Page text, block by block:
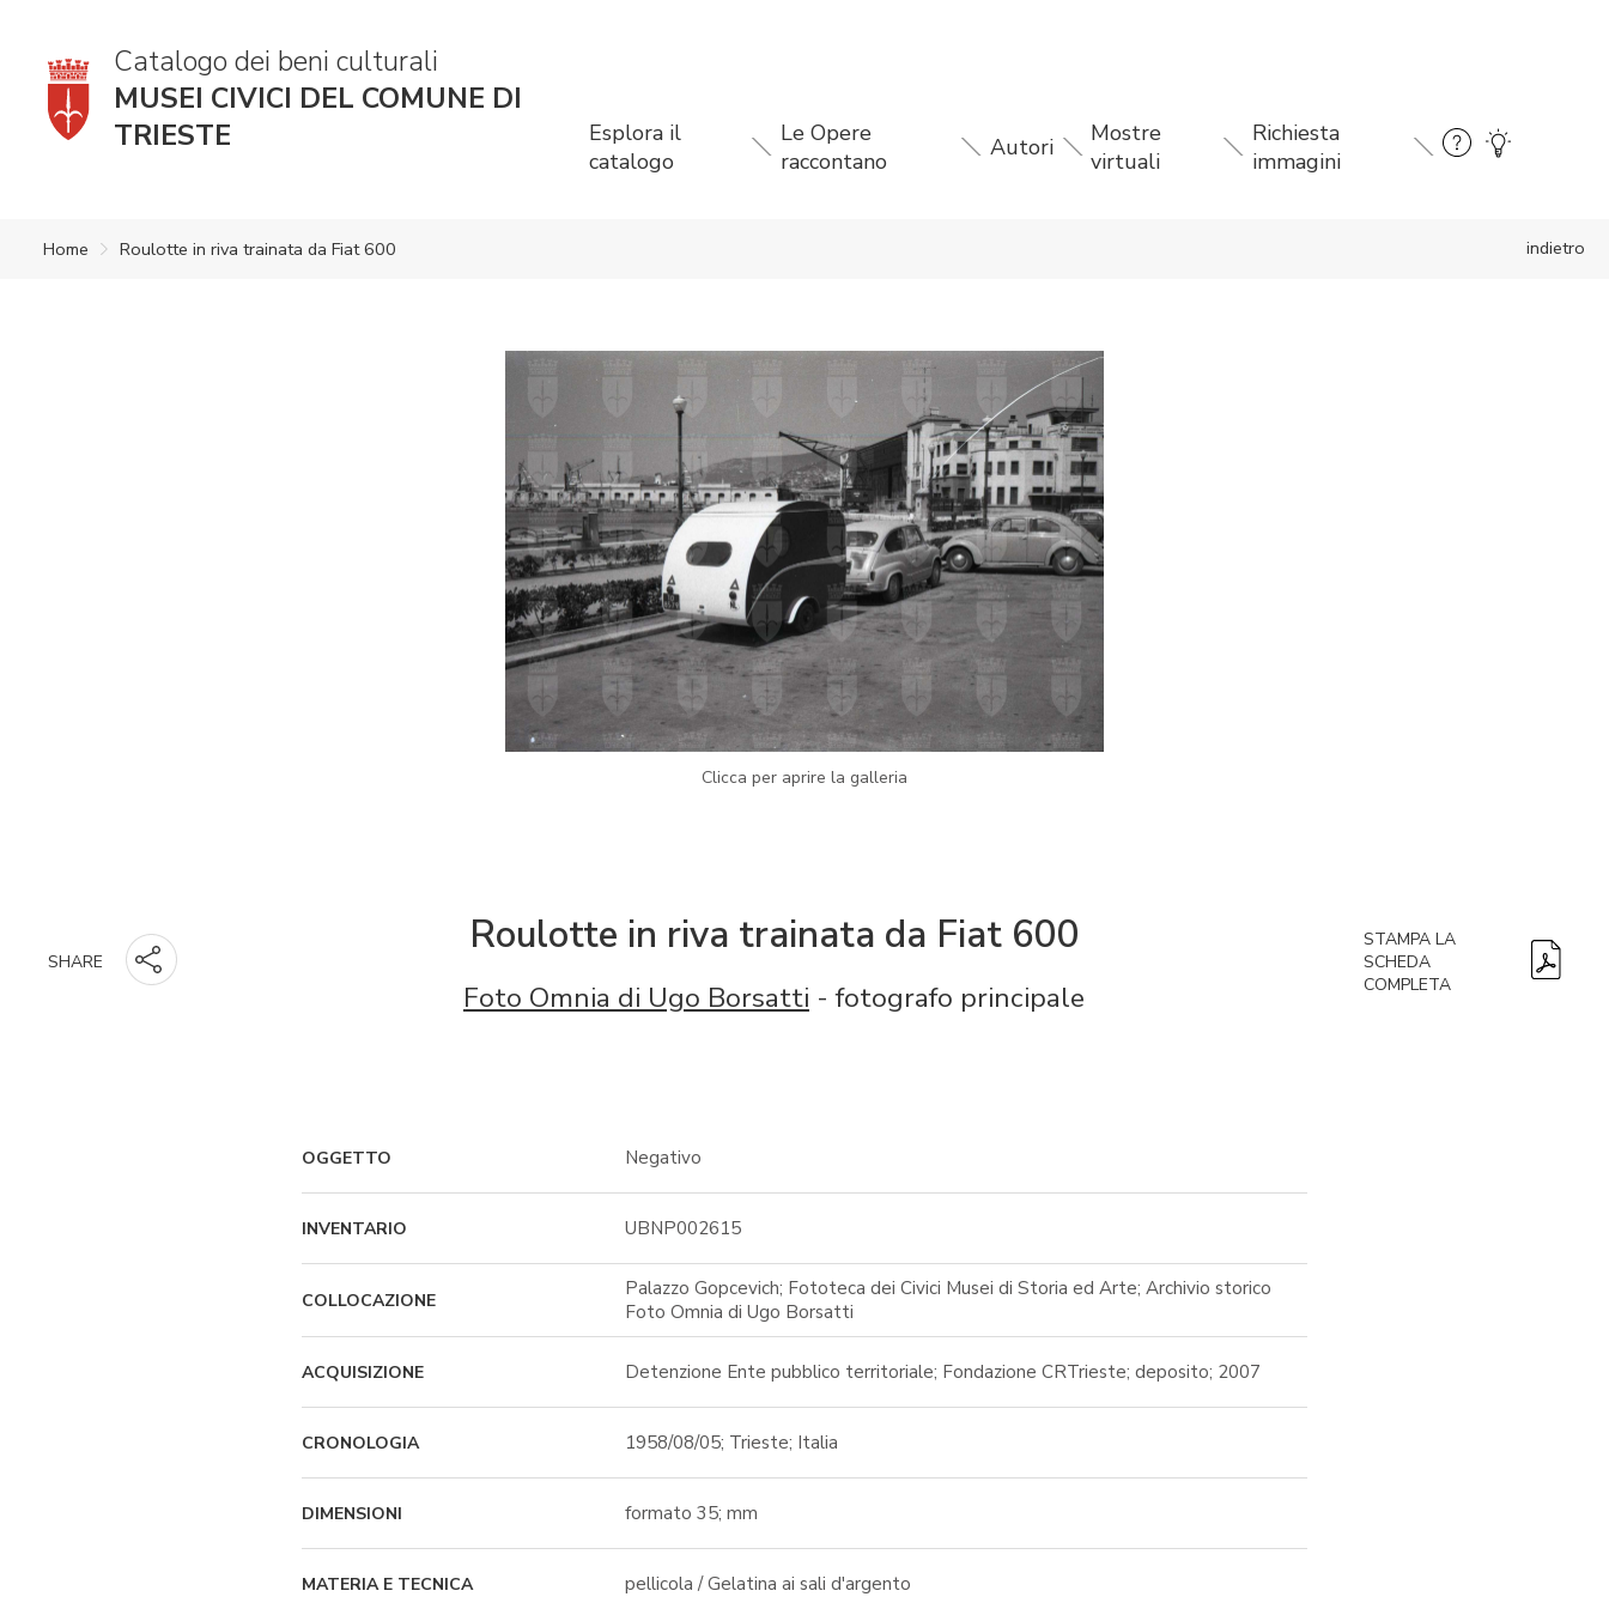
Catalogo dei beni culturali
MUSEI CIVICI DEL COMUNE DI
TRIESTE
Esplora il
catalogo
Le Opere
raccontano
Autori
Mostre
virtuali
Richiesta
immagini
indietro
Home Roulotte in riva trainata da Fiat 600
Clicca per aprire la galleria
SHARE
Roulotte in riva trainata da Fiat 600
Foto Omnia di Ugo Borsatti - fotografo principale
STAMPA LA
SCHEDA
COMPLETA
OGGETTO Negativo
INVENTARIO UBNP002615
COLLOCAZIONE
Palazzo Gopcevich; Fototeca dei Civici Musei di Storia ed Arte; Archivio storico
Foto Omnia di Ugo Borsatti
ACQUISIZIONE Detenzione Ente pubblico territoriale; Fondazione CRTrieste; deposito; 2007
CRONOLOGIA 1958/08/05; Trieste; Italia
DIMENSIONI formato 35; mm
MATERIA E TECNICA pellicola / Gelatina ai sali d'argento